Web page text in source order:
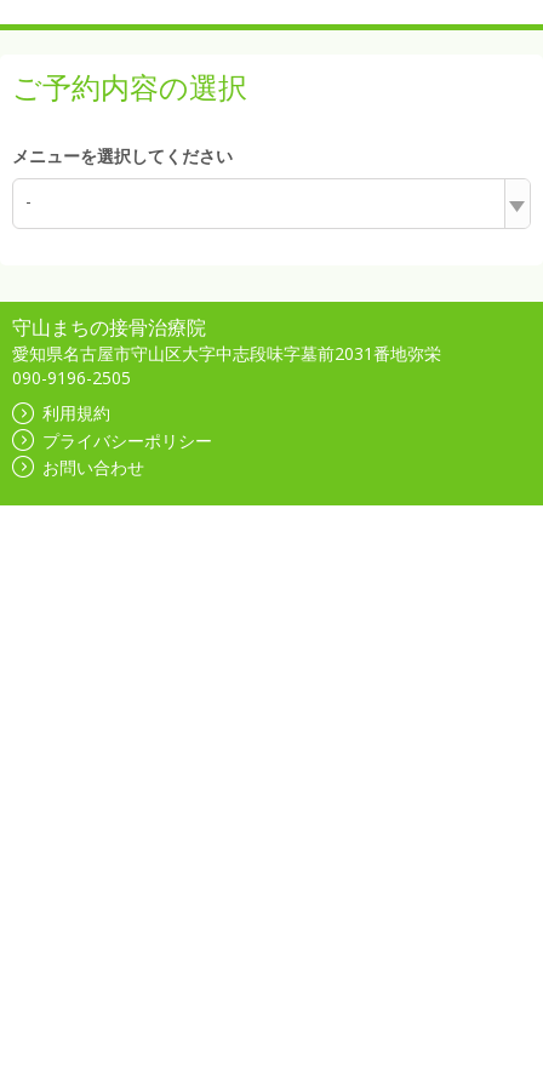
ご予約内容の選択
メニューを選択してください
-
守山まちの接骨治療院
愛知県名古屋市守山区大字中志段味字墓前2031番地弥栄
090-9196-2505
利用規約
プライバシーポリシー
お問い合わせ